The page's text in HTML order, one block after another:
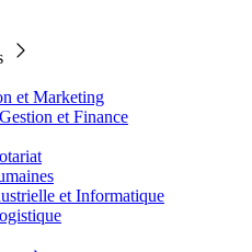
et Marketing
et Finance
et Informatique